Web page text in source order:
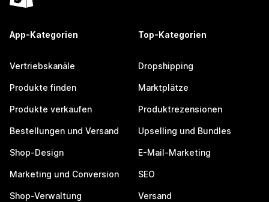
App-Kategorien
Vertriebskanäle
Produkte finden
Produkte verkaufen
Bestellungen und Versand
Shop-Design
Marketing und Conversion
Shop-Verwaltung
Top-Kategorien
Dropshipping
Marktplätze
Produktrezensionen
Upselling und Bundles
E-Mail-Marketing
SEO
Versand